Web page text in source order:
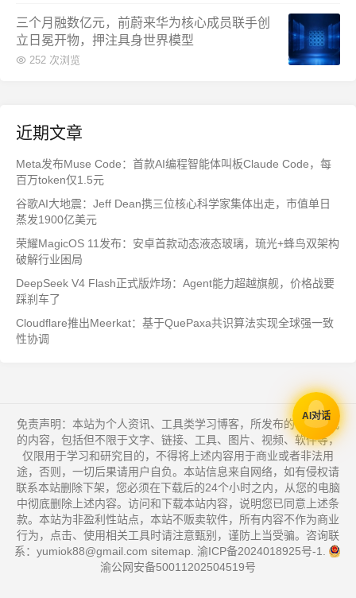
三个月融数亿元，前蔚来华为核心成员联手创
立日冕开物，押注具身世界模型
252 次浏览
近期文章
Meta发布Muse Code：首款AI编程智能体叫板Claude Code，每
百万token仅1.5元
谷歌AI大地震：Jeff Dean携三位核心科学家集体出走，市值单日
蒸发1900亿美元
荣耀MagicOS 11发布：安卓首款动态液态玻璃，琉光+蜂鸟双架构
破解行业困局
DeepSeek V4 Flash正式版炸场：Agent能力超越旗舰，价格战要
踩刹车了
Cloudflare推出Meerkat：基于QuePaxa共识算法实现全球强一致
性协调
免责声明：本站为个人资讯、工具类学习博客，所发布的一切形式
的内容，包括但不限于文字、链接、工具、图片、视频、软件等，
仅限用于学习和研究目的，不得将上述内容用于商业或者非法用
途，否则，一切后果请用户自负。本站信息来自网络，如有侵权请
联系本站删除下架，您必须在下载后的24个小时之内，从您的电脑
中彻底删除上述内容。访问和下载本站内容，说明您已同意上述条
款。本站为非盈利性站点，本站不贩卖软件，所有内容不作为商业
行为，点击、使用相关工具时请注意甄别，谨防上当受骗。咨询联
系：yumiok88@gmail.com sitemap 渝ICP备2024018925号-1
渝公网安备50011202504519号
AI对话